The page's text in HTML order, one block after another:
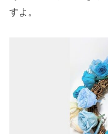
すよ。